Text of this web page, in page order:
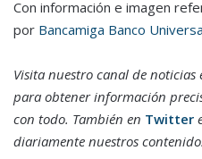
Con información e imagen
por Bancamiga Banco
Visita nuestro canal de noticias
para obtener información
con todo. También en Twitter
diariamente nuestros